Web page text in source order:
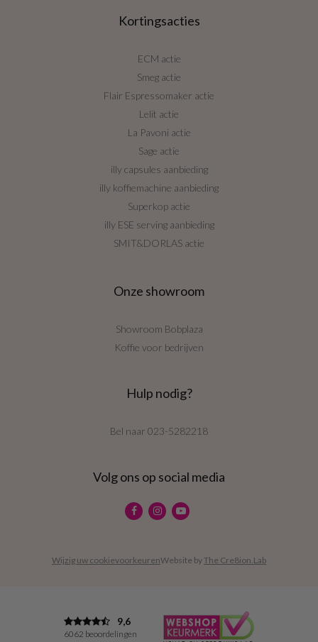
Kortingsacties
ECM actie
Smeg actie
Flair Espressomaker actie
Lelit actie
La Pavoni actie
Sage actie
illy capsules aanbieding
illy koffiemachine aanbieding
Superkop actie
illy ESE serving aanbieding
SMIT&DORLAS actie
Onze showroom
Showroom Bobplaza
Koffie voor bedrijven
Hulp nodig?
Bel naar 023-5282218
Volg ons op social media
Wijzig uw cookievoorkeurenWebsite byThe Cre8ion.Lab
9,6
6062 beoordelingen